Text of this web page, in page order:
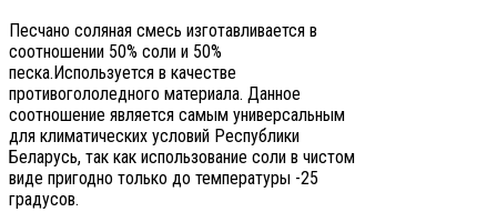
Песчано соляная смесь изготавливается в
соотношении 50% соли и 50%
песка.Используется в качестве
противогололедного материала. Данное
соотношение является самым универсальным
для климатических условий Республики
Беларусь, так как использование соли в чистом
виде пригодно только до температуры -25
градусов.